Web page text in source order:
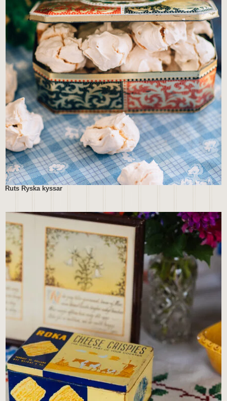
Ruts Ryska kyssar